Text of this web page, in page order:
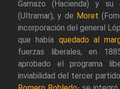
Gamazo (Hacienda) y su
(Ultramar), y de Moret
incorporación del general
que había quedado al
fuerzas liberales, en
aprobado el programa
inviabilidad del tercer